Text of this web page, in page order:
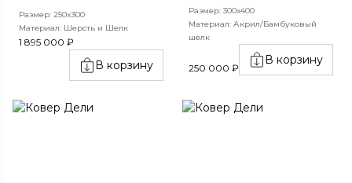
Размер: 250x300
Материал: Шерсть и Шелк
1 895 000 ₽
В корзину
Размер: 300х400
Материал: Акрил/Бамбуковый
шёлк
250 000 ₽
В корзину